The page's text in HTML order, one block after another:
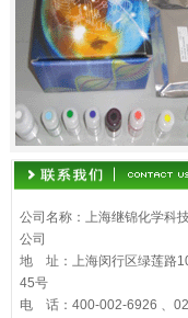
公司名称：上海继锦化学科
公司
地 址：上海闵行区绿莲路
45号
电 话：400-002-6926 、